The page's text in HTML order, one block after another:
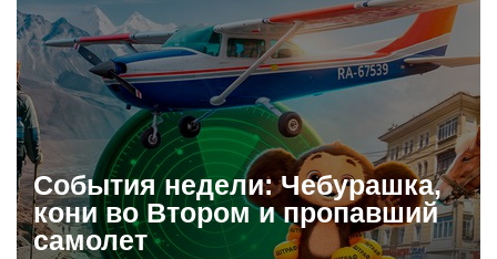
События недели: Чебурашка,
кони во Втором и пропавший
самолет